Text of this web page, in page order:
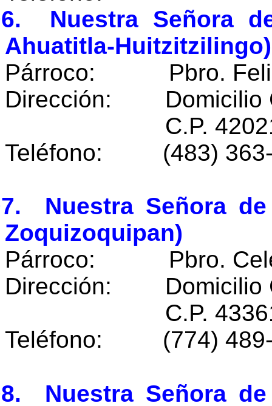
Nuestra Señora
Ahuatitla-Huitzitzilingo)
Párroco: Pbro.
Dirección: Domicilio
C.P. 42021
Teléfono: (483) 363-
Nuestra Señora
Zoquizoquipan)
Párroco: Pbro.
Dirección: Domicilio
C.P. 43361
Teléfono: (774) 489-
Nuestra Señora